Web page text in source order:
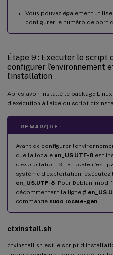
Vous pouvez également
configurer le numéro de port
Étape 9 : Exécuter le script
configurer l’environnement
l’installation
Après avoir installé le package Linux
d’exécution à l’aide du script
REMARQUE :
Avant de configurer
que la locale en_US.UTF-8 est
d’exploitation. Si la locale n’est
système d’exploitation, exécutez
en_US.UTF-8 . Pour Debian,
décommentant la ligne #
commande sudo locale-gen
ctxinstall.sh
ctxinstall.sh est le script